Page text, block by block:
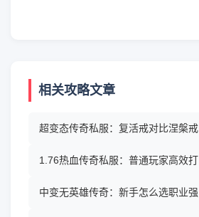
相关攻略文章
超变态传奇私服：复活戒对比涅槃戒
1.76热血传奇私服：普通玩家高效打
中变无英雄传奇：新手怎么选职业强